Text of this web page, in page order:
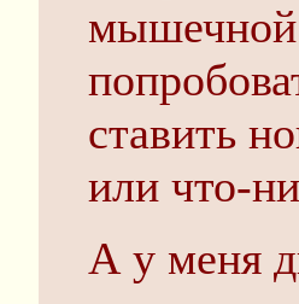
мышечной
ставить
или что-
А у меня